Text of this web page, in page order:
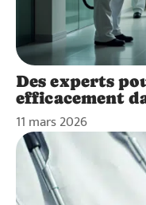
Des experts
efficacement
11 mars 2026